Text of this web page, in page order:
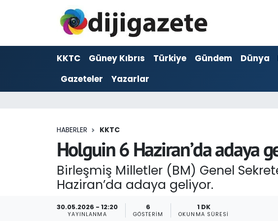
KKTC Güney Kıbrıs Türkiye Gündem Dünya
Gazeteler
Yazarlar
HABERLER KKTC
Holguin 6 Haziran’da adaya
Birleşmiş Milletler (BM) Genel
Haziran’da adaya geliyor.
30.05.2026 - 12:20
YAYINLANMA
6
GÖSTERIM
1 DK
OKUNMA SÜRESI
ADVERTORIAL
Dijigazete
Foto Galeri
Hava Durumu
Trafik Durumu
Haber Arşivi